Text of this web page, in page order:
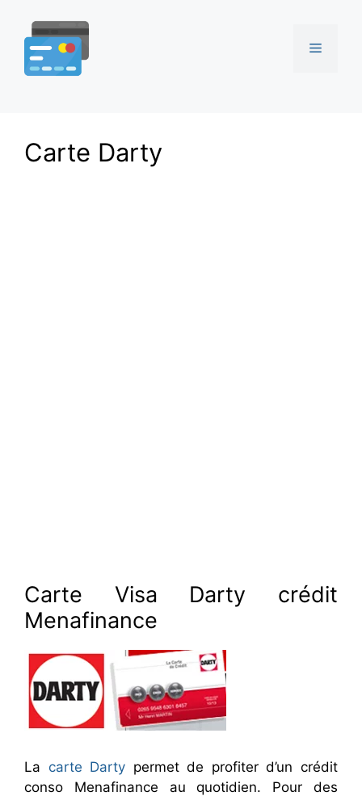
contenu
Menu
Carte Darty
Carte Visa Darty crédit
Menafinance
La carte Darty permet de profiter d’un crédit
conso Menafinance au quotidien. Pour des